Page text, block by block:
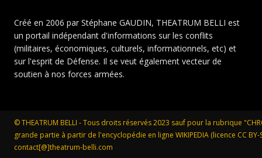
Créé en 2006 par Stéphane GAUDIN, THEATRUM BELLI est
un portail indépendant d'informations sur les conflits
(militaires, économiques, culturels, informationnels, etc) et
sur l'esprit de Défense. Il se veut également vecteur de
soutien à nos forces armées.
© THEATRUM BELLI - Tous droits réservés 2023 sauf pour la rubrique
grande partie à partir de l'encyclopédie en ligne WIKIPEDIA (licence CC BY-
contact[@]theatrum-belli.com